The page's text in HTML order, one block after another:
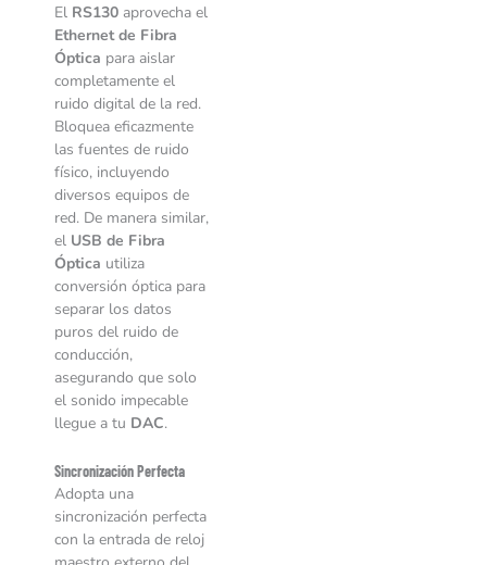
El RS130 aprovecha el
Ethernet de Fibra
Óptica para aislar
completamente el
ruido digital de la red.
Bloquea eficazmente
las fuentes de ruido
físico, incluyendo
diversos equipos de
red. De manera similar,
el USB de Fibra
Óptica utiliza
conversión óptica para
separar los datos
puros del ruido de
conducción,
asegurando que solo
el sonido impecable
llegue a tu DAC.
Sincronización Perfecta
Adopta una
sincronización perfecta
con la entrada de reloj